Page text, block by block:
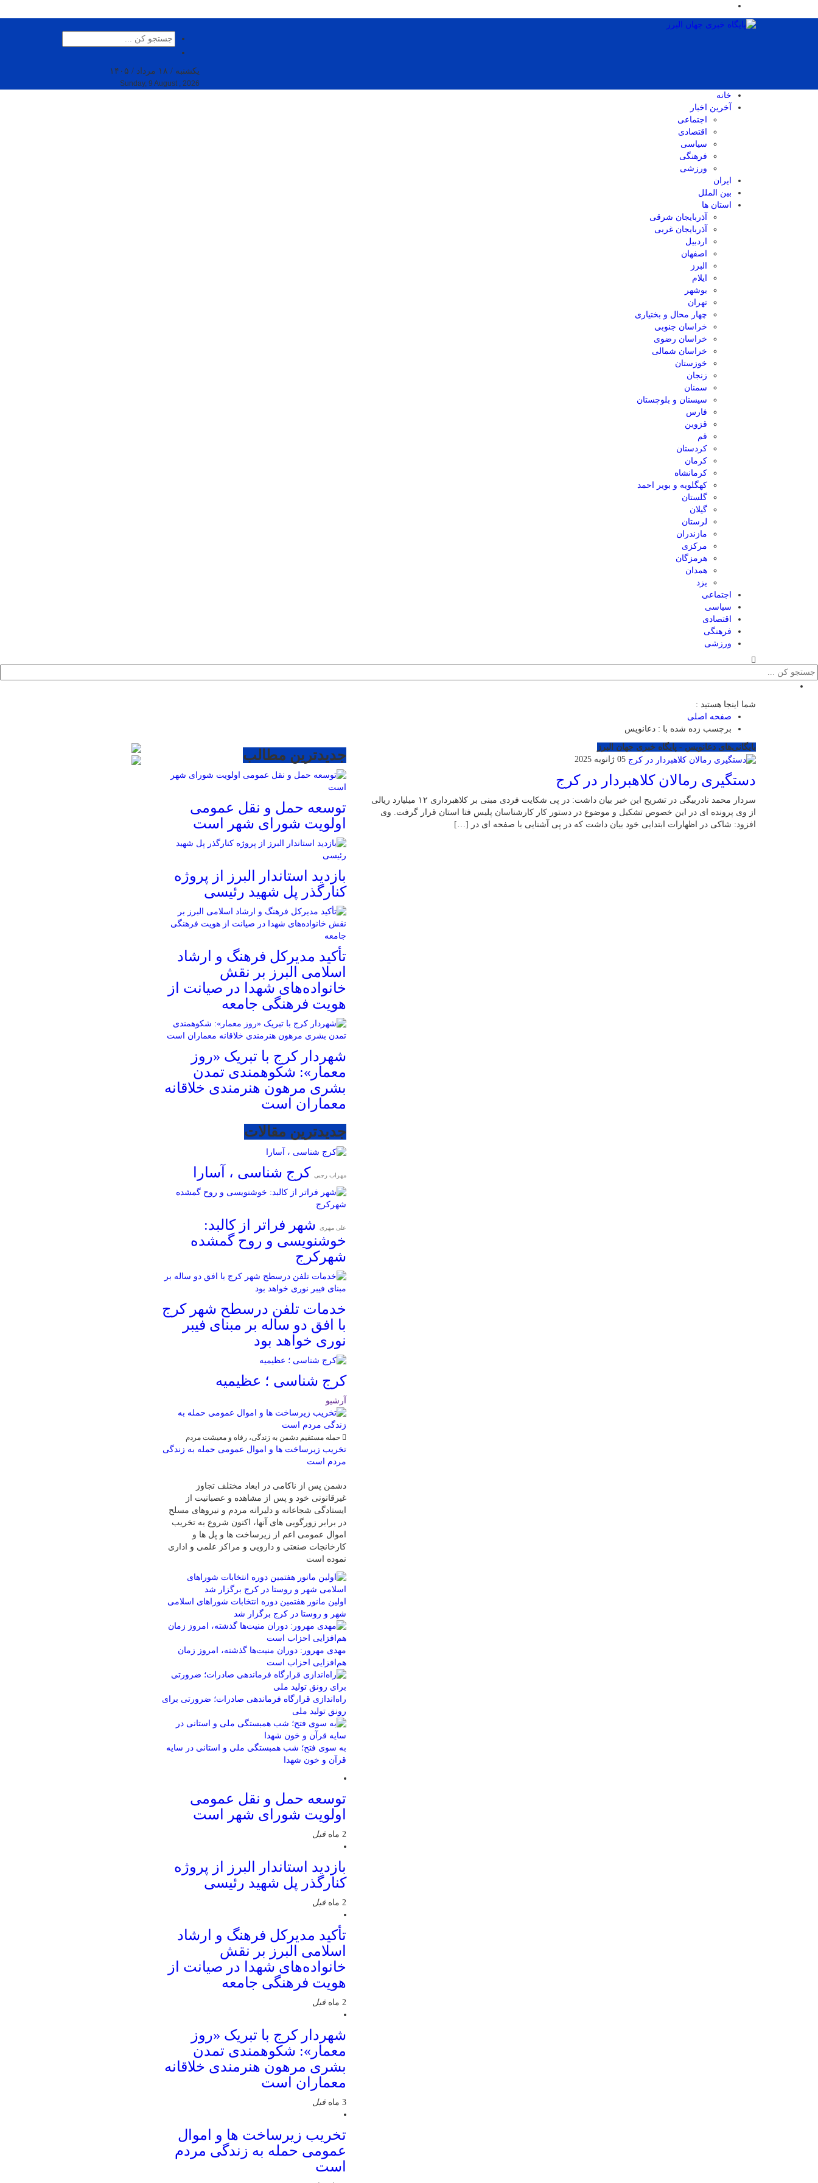
یکشنبه / ۱۸ مرداد / ۱۴۰۵
Sunday, 9 August , 2026
خانه
آخرین اخبار
اجتماعی
اقتصادی
سیاسی
فرهنگی
ورزشی
ایران
بین الملل
استان ها
آذربایجان شرقی
آذربایجان غربی
اردبیل
اصفهان
البرز
ایلام
بوشهر
تهران
چهار محال و بختیاری
خراسان جنوبی
خراسان رضوی
خراسان شمالی
خوزستان
زنجان
سمنان
سیستان و بلوچستان
فارس
قزوین
قم
کردستان
کرمان
کرمانشاه
کهگلویه و بویر احمد
گلستان
گیلان
لرستان
مازندران
مرکزی
هرمزگان
همدان
یزد
اجتماعی
سیاسی
اقتصادی
فرهنگی
ورزشی
شما اینجا هستید :
صفحه اصلی
برچسب زده شده با : دعانویس
بایگانی‌های دعانویس - پایگاه خبری جهان البرز
05 ژانویه 2025
دستگیری رمالان کلاهبردار در کرج
سردار محمد نادربیگی در تشریح این خبر بیان داشت: در پی شکایت فردی مبنی بر کلاهبرداری ۱۲ میلیارد ریالی
از وی پرونده ای در این خصوص تشکیل و موضوع در دستور کار کارشناسان پلیس فتا استان قرار گرفت. وی
افزود: شاکی در اظهارات ابتدایی خود بیان داشت که در پی آشنایی با صفحه ای در […]
جدیدترین مطالب
توسعه حمل و نقل عمومی
اولویت شورای شهر است
بازدید استاندار البرز از پروژه
کنارگذر پل شهید رئیسی
تأکید مدیرکل فرهنگ و ارشاد
اسلامی البرز بر نقش
خانواده‌های شهدا در صیانت از
هویت فرهنگی جامعه
شهردار کرج با تبریک «روز
معمار»: شکوهمندی تمدن
بشری مرهون هنرمندی خلاقانه
معماران است
جدیدترین مقالات
مهراب رجبی کرج شناسی ، آسارا
علی مهری
شهر فراتر از کالبد:
خوشنویسی و روح گمشده
شهرکرج
خدمات تلفن درسطح شهر کرج
با افق دو ساله بر مبنای فیبر
نوری خواهد بود
کرج شناسی ؛ عظیمیه
آرشیو
حمله مستقیم دشمن به زندگی، رفاه و معیشت مردم
تخریب زیرساخت ها و اموال عمومی حمله به زندگی
مردم است
دشمن پس از ناکامی در ابعاد مختلف تجاوز
غیرقانونی خود و پس از مشاهده و عصبانیت از
ایستادگی شجاعانه و دلیرانه مردم و نیروهای مسلح
در برابر زورگویی های آنها، اکنون شروع به تخریب
اموال عمومی اعم از زیرساخت ها و پل ها و
کارخانجات صنعتی و دارویی و مراکز علمی و اداری
نموده است
اولین مانور هفتمین دوره انتخابات شوراهای اسلامی
شهر و روستا در کرج برگزار شد
مهدی مهرور: دوران منیت‌ها گذشته، امروز زمان
هم‌افزایی احزاب است
راه‌اندازی قرارگاه فرماندهی صادرات؛ ضرورتی برای
رونق تولید ملی
به سوی فتح؛ شب همبستگی ملی و استانی در سایه
قرآن و خون شهدا
توسعه حمل و نقل عمومی
اولویت شورای شهر است
2 ماه قبل
بازدید استاندار البرز از پروژه
کنارگذر پل شهید رئیسی
2 ماه قبل
تأکید مدیرکل فرهنگ و ارشاد
اسلامی البرز بر نقش
خانواده‌های شهدا در صیانت از
هویت فرهنگی جامعه
2 ماه قبل
شهردار کرج با تبریک «روز
معمار»: شکوهمندی تمدن
بشری مرهون هنرمندی خلاقانه
معماران است
3 ماه قبل
تخریب زیرساخت ها و اموال
عمومی حمله به زندگی مردم
است